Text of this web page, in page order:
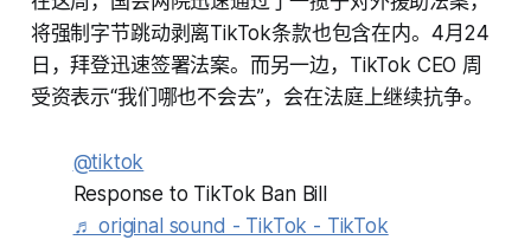
将强制字节跳动剥离TikTok条款也包含在内。4月24
日，拜登迅速签署法案。而另一边，TikTok CEO 周
受资表示“我们哪也不会去”，会在法庭上继续抗争。
@tiktok
Response to TikTok Ban Bill
♬ original sound - TikTok - TikTok